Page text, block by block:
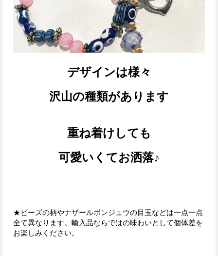
デザインは様々
沢山の種類があります
重ね着けしても
可愛いくてお洒落♪
★ビーズの柄やナザールボンジュウの目玉などは一点一点
全て異なります。輸入品ならではの味わいとして個体差を
お楽しみください。